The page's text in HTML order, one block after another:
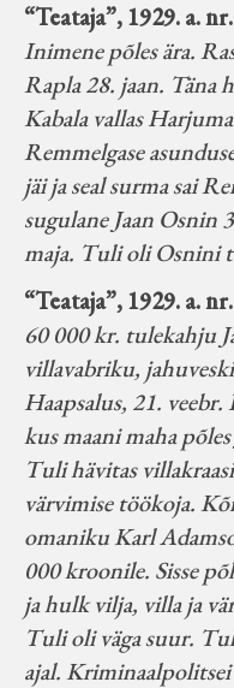
“Teataja”, 1929. a.
Inimene põles ära.
Rapla 28. jaan. Täna
Kabala vallas
Remmelgase
jäi ja seal surma sai
sugulane Jaan Osnin
maja. Tuli oli Osnini
“Teataja”, 1929. a.
60 000 kr. tulekahju
villavabriku,
Haapsalus, 21.
kus maani maha
Tuli hävitas
värvimise töökoja.
omaniku Karl
000 kroonile. Sisse
ja hulk vilja, villa ja
Tuli oli väga suur.
ajal. Kriminaalpolitsei